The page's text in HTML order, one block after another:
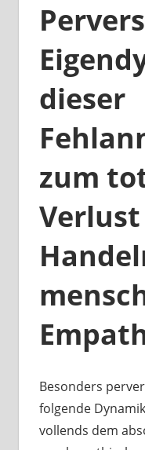
dieser
zum
Besonders
folgende
vollends dem